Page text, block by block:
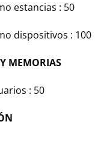
estancias : 50
dispositivos : 100
MEMORIAS
: 50